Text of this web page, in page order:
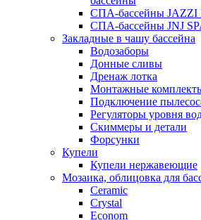
СПА-бассейны JAZZI
СПА-бассейны JNJ
Закладные в чашу бассейна
Водозаборы
Донные сливы
Дренаж лотка
Монтажные
Подключение
Регуляторы уровня
Скиммеры и детали
Форсунки
Купели
Купели нержавеющие
Мозаика, облицовка для
Ceramic
Crystal
Econom